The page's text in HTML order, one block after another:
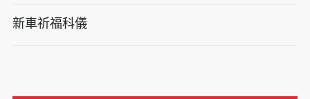
新車祈福科儀